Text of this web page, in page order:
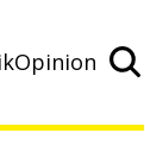
Opinion